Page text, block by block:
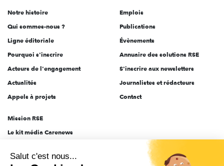
l'engagement
Notre histoire
Qui sommes-nous ?
Ligne éditoriale
Pourquoi s'inscrire
Acteurs de l'engagement
Actualités
Appels à projets
Emplois
Publications
Évènements
Annuaire des solutions RSE
S'inscrire aux newsletters
Journalistes et rédacteurs
Contact
Mission RSE
Le kit média Carenews
AEF info
Salut c'est nous...